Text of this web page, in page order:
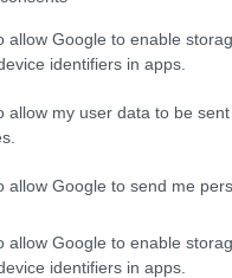
allow Google to enable
identifiers in apps.
allow my user data to be
allow Google to send me
allow Google to enable
identifiers in apps.
jár, írja a